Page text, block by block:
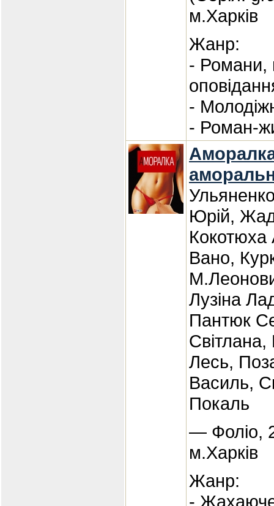
м.Харків
Жанр:
- Романи,
-
- Роман-
Юрій,
Кокотюха
Вано,
Лузіна
Пантюк
Лесь,
Василь,
Покаль
— Фоліо,
м.Харків
Жанр:
-